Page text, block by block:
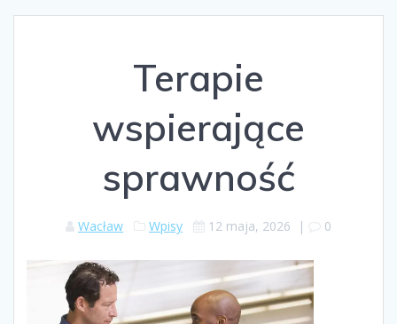
Terapie
wspierające
sprawność
Wacław Wpisy 12 maja, 2026 | 0